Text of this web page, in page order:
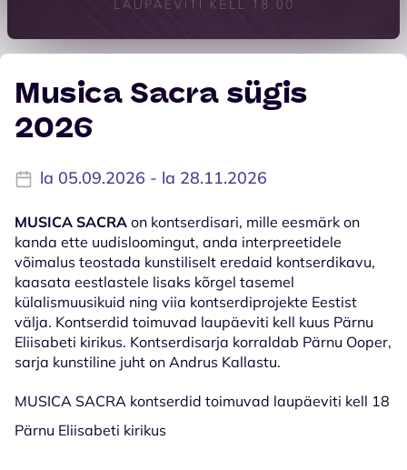
Musica Sacra sügis
2026
la 05.09.2026 - la 28.11.2026
MUSICA SACRA on kontserdisari, mille eesmärk on
kanda ette uudisloomingut, anda interpreetidele
võimalus teostada kunstiliselt eredaid kontserdikavu,
kaasata eestlastele lisaks kõrgel tasemel
külalismuusikuid ning viia kontserdiprojekte Eestist
välja. Kontserdid toimuvad laupäeviti kell kuus Pärnu
Eliisabeti kirikus. Kontserdisarja korraldab Pärnu Ooper,
sarja kunstiline juht on Andrus Kallastu.
MUSICA SACRA kontserdid toimuvad laupäeviti kell 18
Pärnu Eliisabeti kirikus